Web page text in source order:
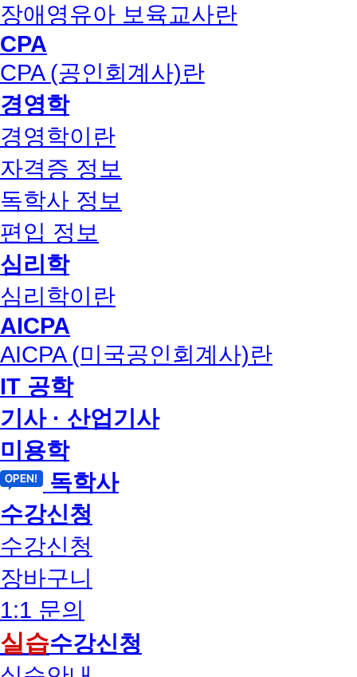
장애영유아 보육교사란
CPA
CPA (공인회계사)란
경영학
경영학이란
자격증 정보
독학사 정보
편입 정보
심리학
심리학이란
AICPA
AICPA (미국공인회계사)란
IT 공학
기사 · 산업기사
미용학
독학사
수강신청
수강신청
장바구니
1:1 문의
실습수강신청